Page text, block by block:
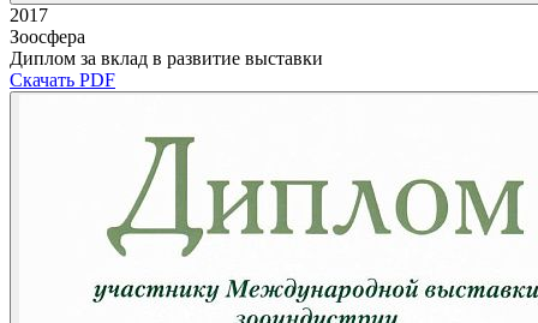
2017
Зоосфера
Диплом за вклад в развитие выставки
Скачать PDF